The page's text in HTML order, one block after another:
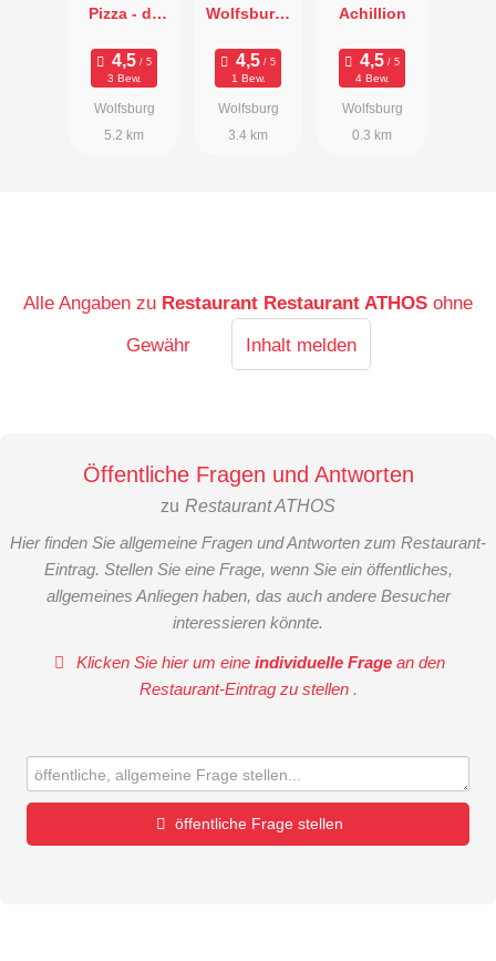
Pizza - da
3 Bew.
Wolfsburg
5.2 km
Wolfsburg-
Seasons
1 Bew.
Wolfsburg
3.4 km
Achillion
4 Bew.
Wolfsburg
0.3 km
Alle Angaben zu Restaurant Restaurant ATHOS ohne
Gewähr
Inhalt melden
Öffentliche Fragen und Antworten
zu Restaurant ATHOS
Hier finden Sie allgemeine Fragen und Antworten zum Restaurant-
Eintrag. Stellen Sie eine Frage, wenn Sie ein öffentliches,
allgemeines Anliegen haben, das auch andere Besucher
interessieren könnte.
Klicken Sie hier um eineindividuelle Frage an den
Restaurant-Eintrag zu stellen .
öffentliche Frage stellen